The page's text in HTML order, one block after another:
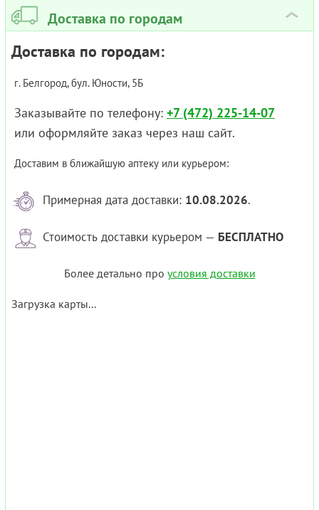
Доставка по городам ›
Доставка по городам:
г. Белгород, бул. Юности, 5Б
Заказывайте по телефону: +7 (472) 225-14-07
или оформляйте заказ через наш сайт.
Доставим в ближайшую аптеку или курьером:
Примерная дата доставки: 10.08.2026.
Стоимость доставки курьером — БЕСПЛАТНО
Более детально про условия доставки
Загрузка карты...